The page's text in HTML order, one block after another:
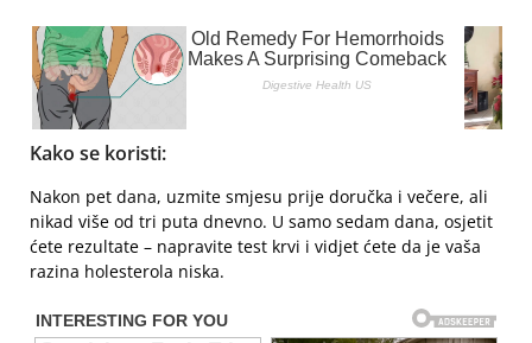
Kako se koristi:
Nakon pet dana, uzmite smjesu prije doručka i večere, ali
nikad više od tri puta dnevno. U samo sedam dana, osjetit
ćete rezultate – napravite test krvi i vidjet ćete da je vaša
razina holesterola niska.